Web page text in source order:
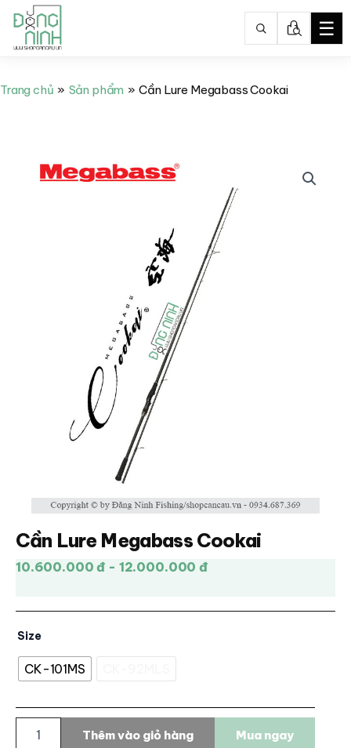
tới
☰
Trang chủ Sản phẩm Cần Lure Megabass Cookai
Cần Lure Megabass Cookai
10.600.000 đ - 12.000.000 đ
Size
CK-101MS
Lure
Thêm vào giỏ hàng Mua ngay